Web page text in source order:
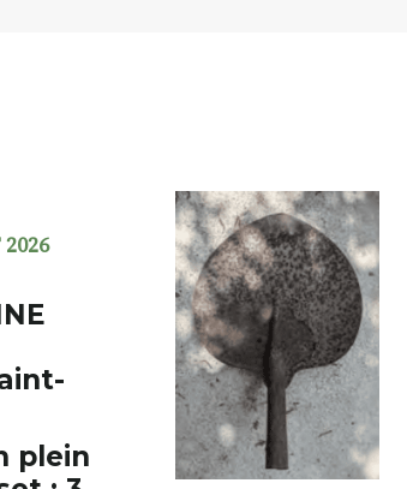
plein